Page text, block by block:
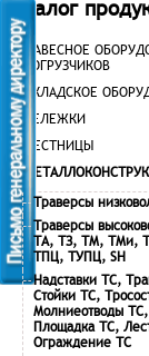
Каталог
НАВЕСНОЕ
ПОГРУЗЧИКОВ
СКЛАДСКОЕ
ТЕЛЕЖКИ
ЛЕСТНИЦЫ
Траверсы
Траверсы
ТА, ТЗ, ТМ, ТМи,
ТПЦ, ТУПЦ, SH
Надставки ТС,
Стойки ТС,
Молниеотводы
Площадка ТС,
Ограждение ТС